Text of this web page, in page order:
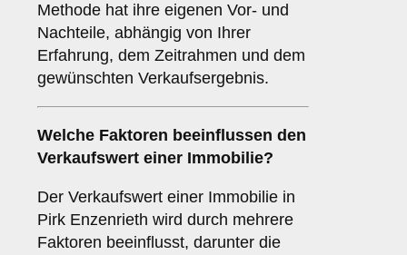
Methode hat ihre eigenen Vor- und
Nachteile, abhängig von Ihrer
Erfahrung, dem Zeitrahmen und dem
gewünschten Verkaufsergebnis.
Welche Faktoren beeinflussen den
Verkaufswert einer Immobilie?
Der Verkaufswert einer Immobilie in
Pirk Enzenrieth wird durch mehrere
Faktoren beeinflusst, darunter die